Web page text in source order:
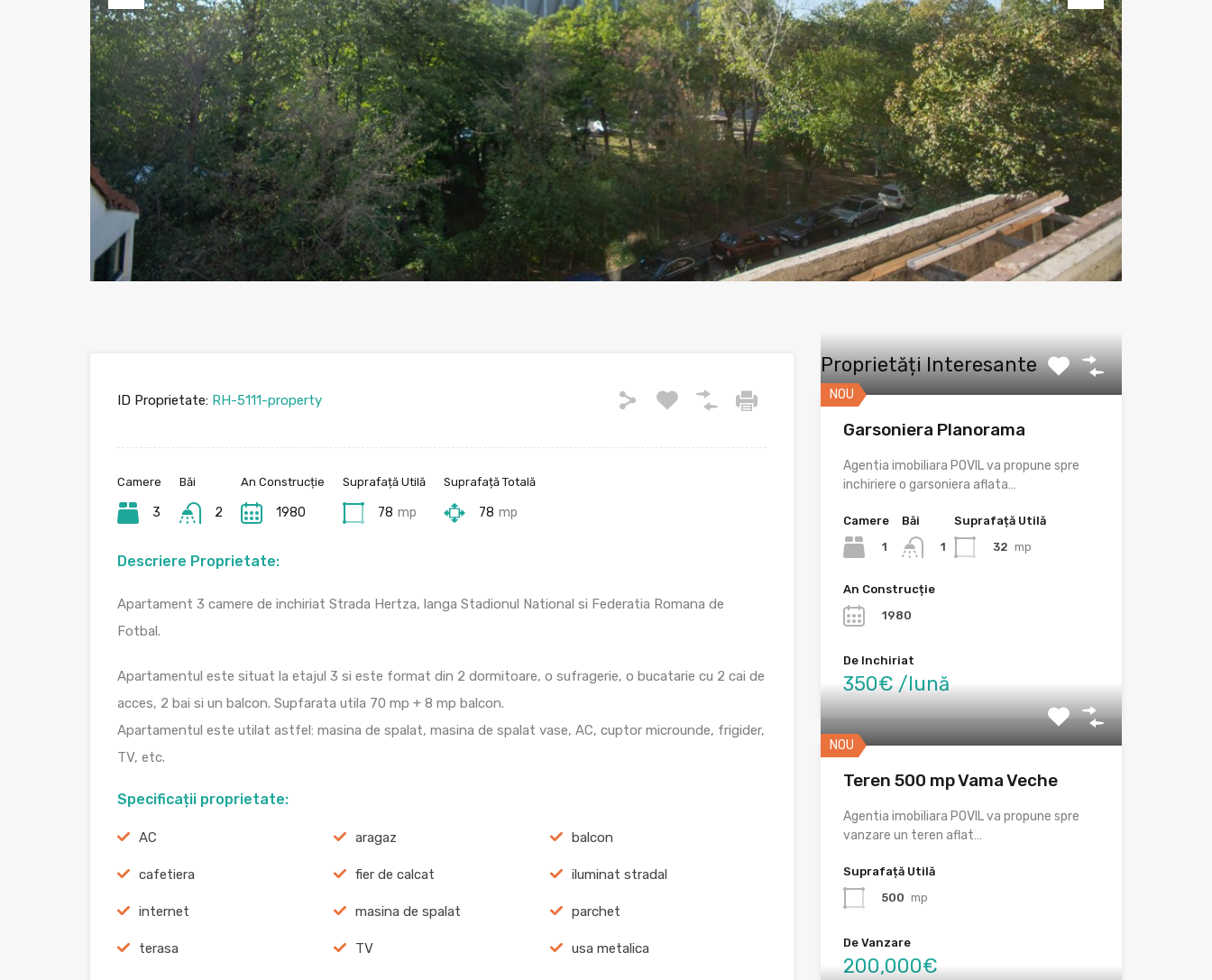
Previous Next
ID Proprietate: RH-5111-property
Camere
3
Băi
2
An Construcție
1980
Suprafață Utilă
78 mp
Suprafață Totală
78 mp
Descriere Proprietate:
Apartament 3 camere de inchiriat Strada Hertza, langa Stadionul National si Federatia Romana de
Fotbal.
Apartamentul este situat la etajul 3 si este format din 2 dormitoare, o sufragerie, o bucatarie cu 2 cai de
acces, 2 bai si un balcon. Supfarata utila 70 mp + 8 mp balcon.
Apartamentul este utilat astfel: masina de spalat, masina de spalat vase, AC, cuptor microunde, frigider,
TV, etc.
Specificații proprietate:
AC aragaz balcon
cafetiera fier de calcat iluminat stradal
internet masina de spalat parchet
terasa TV usa metalica
Proprietăți Interesante
NOU
Garsoniera Planorama
Agentia imobiliara POVIL va propune spre
inchiriere o garsoniera aflata…
Camere
1
Băi
1
Suprafață Utilă
32 mp
An Construcție
1980
De Inchiriat
350€ /lună
NOU
Teren 500 mp Vama Veche
Agentia imobiliara POVIL va propune spre
vanzare un teren aflat…
Suprafață Utilă
500 mp
De Vanzare
200,000€